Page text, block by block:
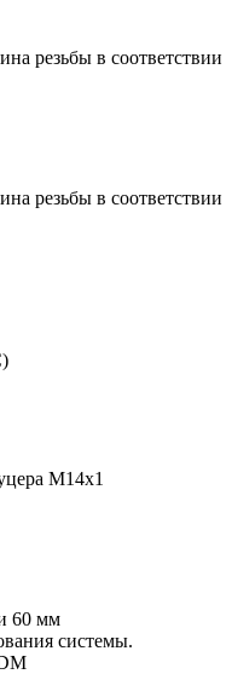
резьбы в соответствии
резьбы в соответствии
M14x1
60 мм
системы.